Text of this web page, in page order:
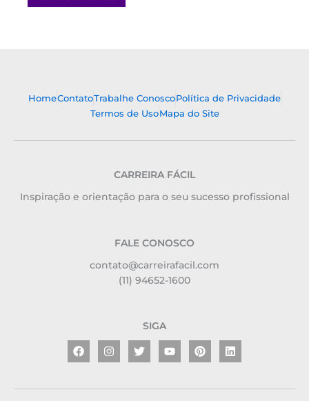
HomeContatoTrabalhe ConoscoPolítica de Privacidade
Termos de UsoMapa do Site
CARREIRA FÁCIL
Inspiração e orientação para o seu sucesso profissional
FALE CONOSCO
contato@carreirafacil.com
(11) 94652-1600
SIGA
FacebookInstagram
TwitterYoutubePinterestLinkedin